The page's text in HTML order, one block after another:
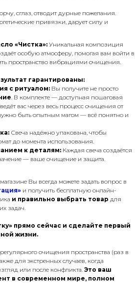
сглаз, отводит дурные пожелания.
привязки, дарует силу и
«Чистка»: Уникальная композиция
особую атмосферу, помогая вам войти в
пространство вибрациями очищения.
гарантированы:
с ритуалом: Вы получите не просто
. В комплекте — доступная пошаговая
вас через весь процесс очищения от
быть опытным магом — всё понятно и
Свеча надёжно упакована, чтобы
до момента использования.
к деталям: Каждая свеча создаётся
— ваше очищение и защита.
Вы всегда можете задать вопрос в
и получить бесплатную онлайн-
и правильно выбрать товар для
задач.
прямо сейчас и сделайте первый
жизни.
очищения пространства (раз в
для экстренных случаев, когда
или после конфликта. Это ваш
в современном мире, полном